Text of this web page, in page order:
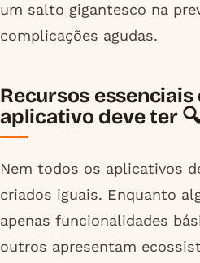
um salto gigantesco na
complicações agudas.
Recursos
aplicativo deve ter
Nem todos os aplicativos
criados iguais. Enquanto
apenas funcionalidades
outros apresentam